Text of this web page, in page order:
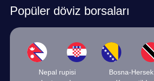
Popüler döviz borsaları
Nepal rupisi
Bosna-Hersek